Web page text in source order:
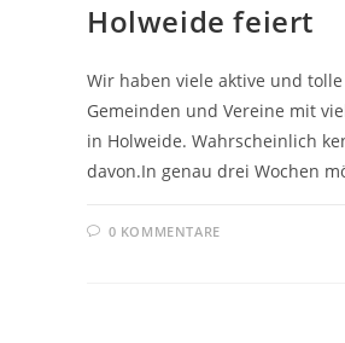
Holweide feiert
Wir haben viele aktive und
Gemeinden und Vereine mit
in Holweide. Wahrscheinlich
davon.In genau drei Wochen
0 KOMMENTARE